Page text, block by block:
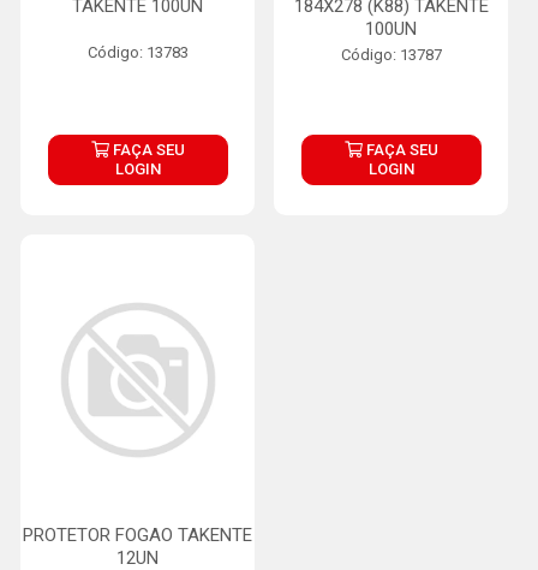
TAKENTE 100UN
Código: 13783
FAÇA SEU
LOGIN
184X278 (K88) TAKENTE
100UN
Código: 13787
FAÇA SEU
LOGIN
PROTETOR FOGAO TAKENTE
12UN